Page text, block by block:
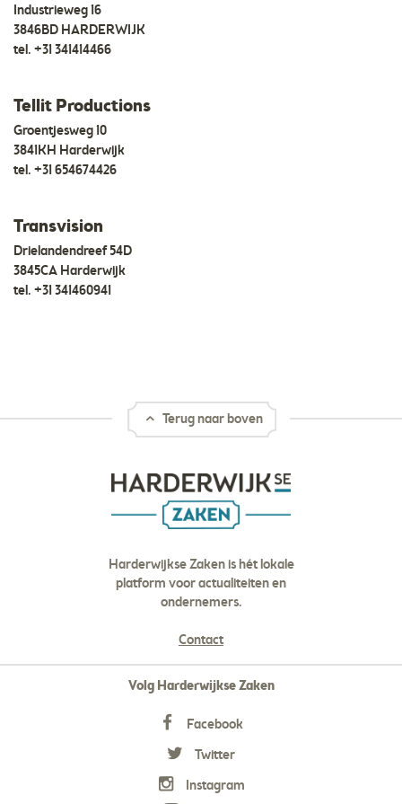
Industrieweg 16
3846BD HARDERWIJK
tel. +31 341414466
Tellit Productions
Groentjesweg 10
3841KH Harderwijk
tel. +31 654674426
Transvision
Drielandendreef 54D
3845CA Harderwijk
tel. +31 341460941
Terug naar boven
Harderwijkse Zaken is hét lokale
platform voor actualiteiten en
ondernemers.
Contact
Volg Harderwijkse Zaken
Facebook
Twitter
Instagram